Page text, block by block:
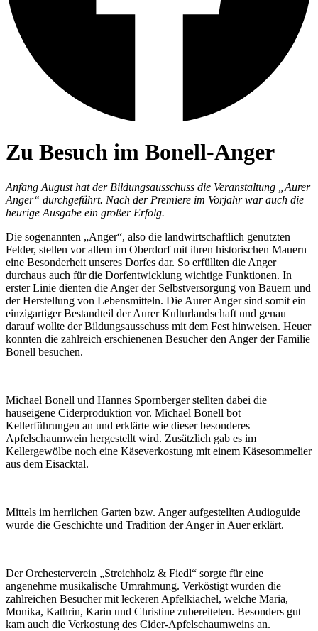
Zu Besuch im Bonell-Anger
Anfang August hat der Bildungsausschuss die Veranstaltung „Aurer
Anger“ durchgeführt. Nach der Premiere im Vorjahr war auch die
heurige Ausgabe ein großer Erfolg.
Die sogenannten „Anger“, also die landwirtschaftlich genutzten
Felder, stellen vor allem im Oberdorf mit ihren historischen Mauern
eine Besonderheit unseres Dorfes dar. So erfüllten die Anger
durchaus auch für die Dorfentwicklung wichtige Funktionen. In
erster Linie dienten die Anger der Selbstversorgung von Bauern und
der Herstellung von Lebensmitteln. Die Aurer Anger sind somit ein
einzigartiger Bestandteil der Aurer Kulturlandschaft und genau
darauf wollte der Bildungsausschuss mit dem Fest hinweisen. Heuer
konnten die zahlreich erschienenen Besucher den Anger der Familie
Bonell besuchen.
Michael Bonell und Hannes Spornberger stellten dabei die
hauseigene Ciderproduktion vor. Michael Bonell bot
Kellerführungen an und erklärte wie dieser besonderes
Apfelschaumwein hergestellt wird. Zusätzlich gab es im
Kellergewölbe noch eine Käseverkostung mit einem Käsesommelier
aus dem Eisacktal.
Mittels im herrlichen Garten bzw. Anger aufgestellten Audioguide
wurde die Geschichte und Tradition der Anger in Auer erklärt.
Der Orchesterverein „Streichholz & Fiedl“ sorgte für eine
angenehme musikalische Umrahmung. Verköstigt wurden die
zahlreichen Besucher mit leckeren Apfelkiachel, welche Maria,
Monika, Kathrin, Karin und Christine zubereiteten. Besonders gut
kam auch die Verkostung des Cider-Apfelschaumweins an.